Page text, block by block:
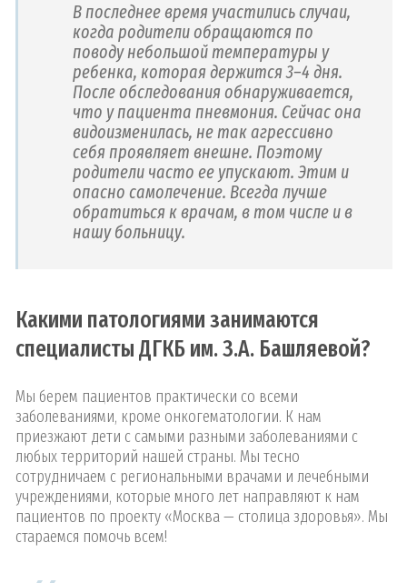
В последнее время участились случаи,
когда родители обращаются по
поводу небольшой температуры у
ребенка, которая держится 3–4 дня.
После обследования обнаруживается,
что у пациента пневмония. Сейчас она
видоизменилась, не так агрессивно
себя проявляет внешне. Поэтому
родители часто ее упускают. Этим и
опасно самолечение. Всегда лучше
обратиться к врачам, в том числе и в
нашу больницу.
Какими патологиями занимаются
специалисты ДГКБ им. З.А. Башляевой?
Мы берем пациентов практически со всеми
заболеваниями, кроме онкогематологии. К нам
приезжают дети с самыми разными заболеваниями с
любых территорий нашей страны. Мы тесно
сотрудничаем с региональными врачами и лечебными
учреждениями, которые много лет направляют к нам
пациентов по проекту «Москва — столица здоровья». Мы
стараемся помочь всем!